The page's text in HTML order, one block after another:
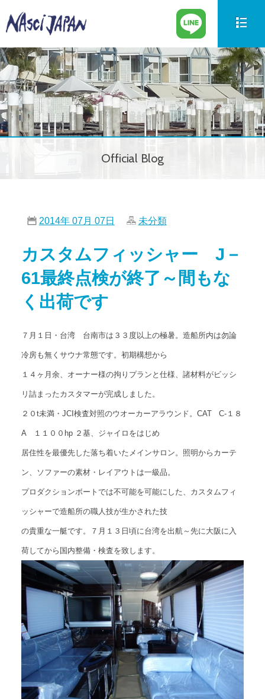
New Boat
新艇情報
Used Boat
中古艇情報
Parts
パーツ情報
会社紹介
Access map
アクセス
公式ブログ
Official Blog
2014年 07月 07日 未分類
カスタムフィッシャー J－
61最終点検が終了～間もな
く出荷です
７月１日・台湾 台南市は３３度以上の極暑。造船所内は勿論
冷房も無くサウナ常態です。初期構想から
１４ヶ月余、オーナー様の拘りプランと仕様、諸材料がビッシ
リ詰まったカスタマーが完成しました。
２０t未満・JCI検査対照のウオーカーアラウンド。CAT C-１８
A １１００hp ２基、ジャイロをはじめ
居住性を最優先した落ち着いたメインサロン。照明からカーテ
ン、ソファーの素材・レイアウトは一級品。
プロダクションボートでは不可能を可能にした、カスタムフィ
ッシャーで造船所の職人技が生かされた技
の貴重な一艇です。７月１３日頃に台湾を出航～先に大阪に入
荷してから国内整備・検査を致します。